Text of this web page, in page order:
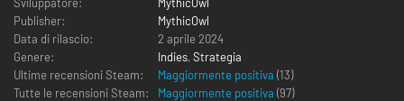
Publisher:
MythicOwl
Data di rilascio:
2 aprile 2024
Genere:
Indies, Strategia
Ultime recensioni Steam:
Maggiormente positiva (13)
Tutte le recensioni Steam:
Maggiormente positiva (97)